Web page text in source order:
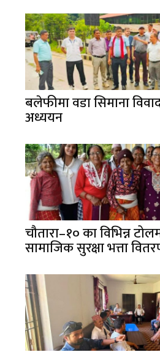
बलेफीमा वडा सिमाना
अध्ययन
चौतारा–१० का विभिन्न
सामाजिक सुरक्षा भत्ता